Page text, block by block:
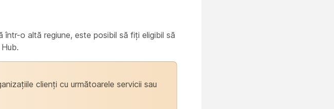
o altă regiune, este posibil să fiți eligibil să
clienți cu următoarele servicii sau